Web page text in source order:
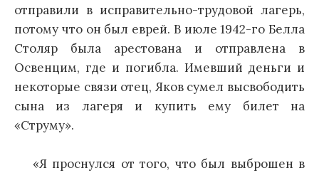
отправили в исправительно-трудовой лагерь,
потому что он был еврей. В июле 1942-го Белла
Столяр была арестована и отправлена в
Освенцим, где и погибла. Имевший деньги и
некоторые связи отец, Яков сумел высвободить
сына из лагеря и купить ему билет на
«Струму».
«Я проснулся от того, что был выброшен в